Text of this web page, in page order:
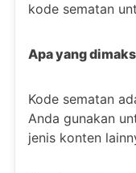
kode sematan
Apa yang
Kode sematan
Anda gunakan
jenis konten